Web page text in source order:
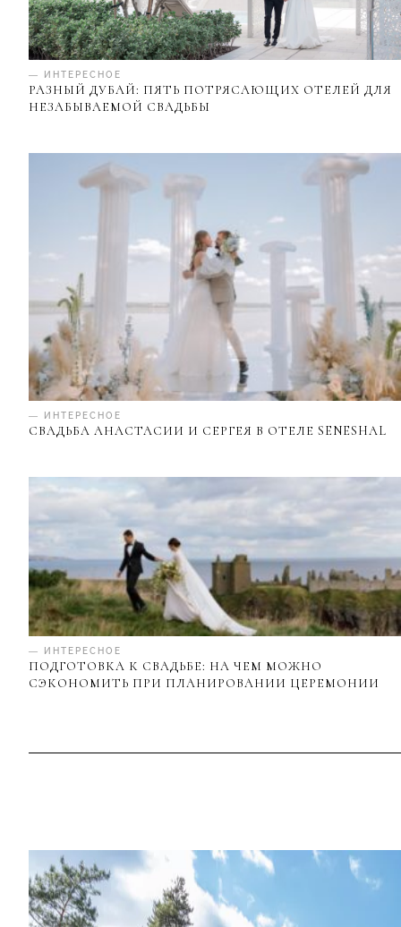
— ИНТЕРЕСНОЕ
РАЗНЫЙ ДУБАЙ: ПЯТЬ ПОТРЯСАЮЩИХ ОТЕЛЕЙ ДЛЯ
НЕЗАБЫВАЕМОЙ СВАДЬБЫ
— ИНТЕРЕСНОЕ
СВАДЬБА АНАСТАСИИ И СЕРГЕЯ В ОТЕЛЕ SENESHAL
— ИНТЕРЕСНОЕ
ПОДГОТОВКА К СВАДЬБЕ: НА ЧЕМ МОЖНО
СЭКОНОМИТЬ ПРИ ПЛАНИРОВАНИИ ЦЕРЕМОНИИ